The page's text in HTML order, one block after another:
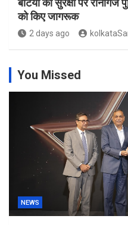
बेटियों की सुरक्षा पर
को किए जागरूक
2 days ago
You Missed
NEWS